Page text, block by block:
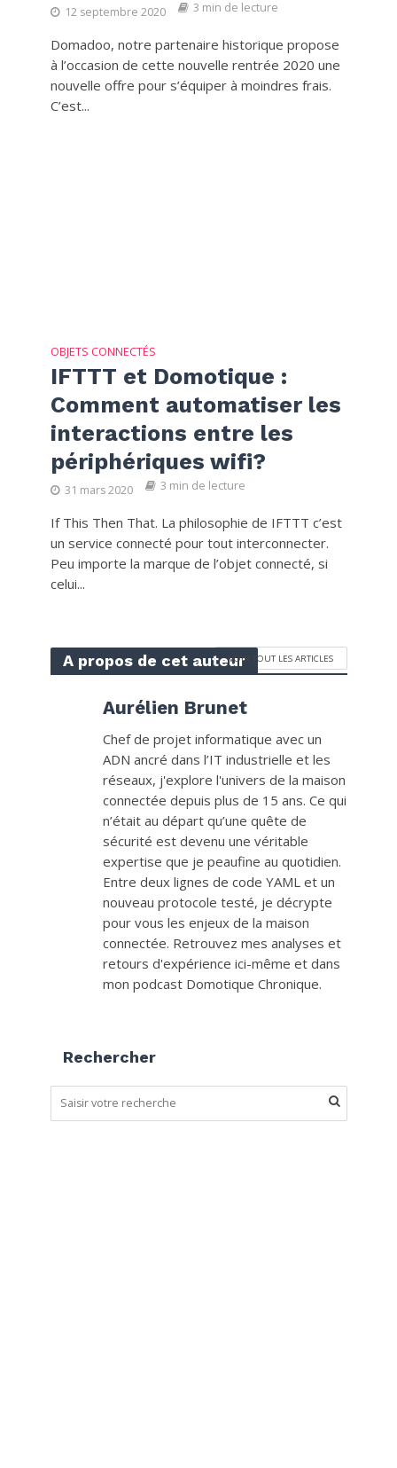
12 septembre 2020 3 min de lecture
Domadoo, notre partenaire historique propose
à l’occasion de cette nouvelle rentrée 2020 une
nouvelle offre pour s’équiper à moindres frais.
C’est...
OBJETS CONNECTÉS
IFTTT et Domotique :
Comment automatiser les
interactions entre les
périphériques wifi?
31 mars 2020 3 min de lecture
If This Then That. La philosophie de IFTTT c’est
un service connecté pour tout interconnecter.
Peu importe la marque de l’objet connecté, si
celui...
A propos de cet auteurVOIR TOUT LES ARTICLES
Aurélien Brunet
Chef de projet informatique avec un
ADN ancré dans l’IT industrielle et les
réseaux, j'explore l'univers de la maison
connectée depuis plus de 15 ans. Ce qui
n’était au départ qu’une quête de
sécurité est devenu une véritable
expertise que je peaufine au quotidien.
Entre deux lignes de code YAML et un
nouveau protocole testé, je décrypte
pour vous les enjeux de la maison
connectée. Retrouvez mes analyses et
retours d'expérience ici-même et dans
mon podcast Domotique Chronique.
Rechercher